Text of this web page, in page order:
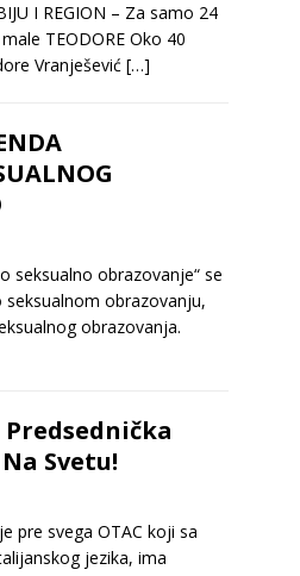
I REGION – Za samo 24
TEODORE Oko 40
Vranješević […]
seksualno obrazovanje“ se
obrazovanju,
obrazovanja.
Svetu!
pre svega OTAC koji sa
jezika, ima